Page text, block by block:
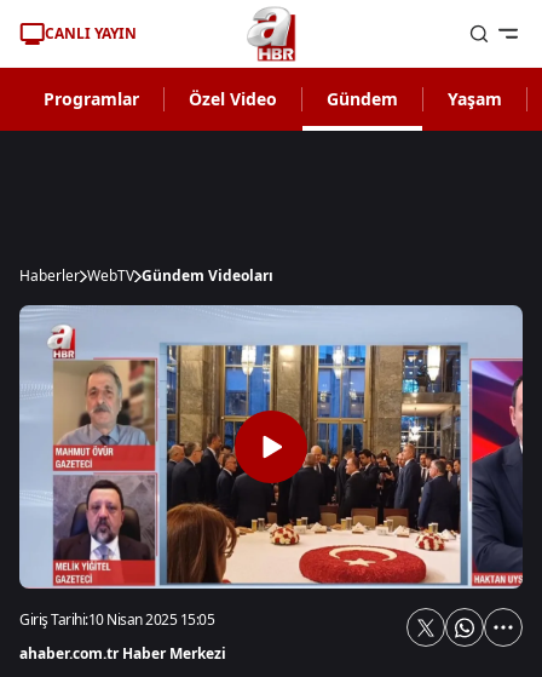
CANLI YAYIN
Programlar Özel Video Gündem Yaşam
Haberler WebTV Gündem Videoları
Giriş Tarihi:10 Nisan 2025 15:05
ahaber.com.tr Haber Merkezi